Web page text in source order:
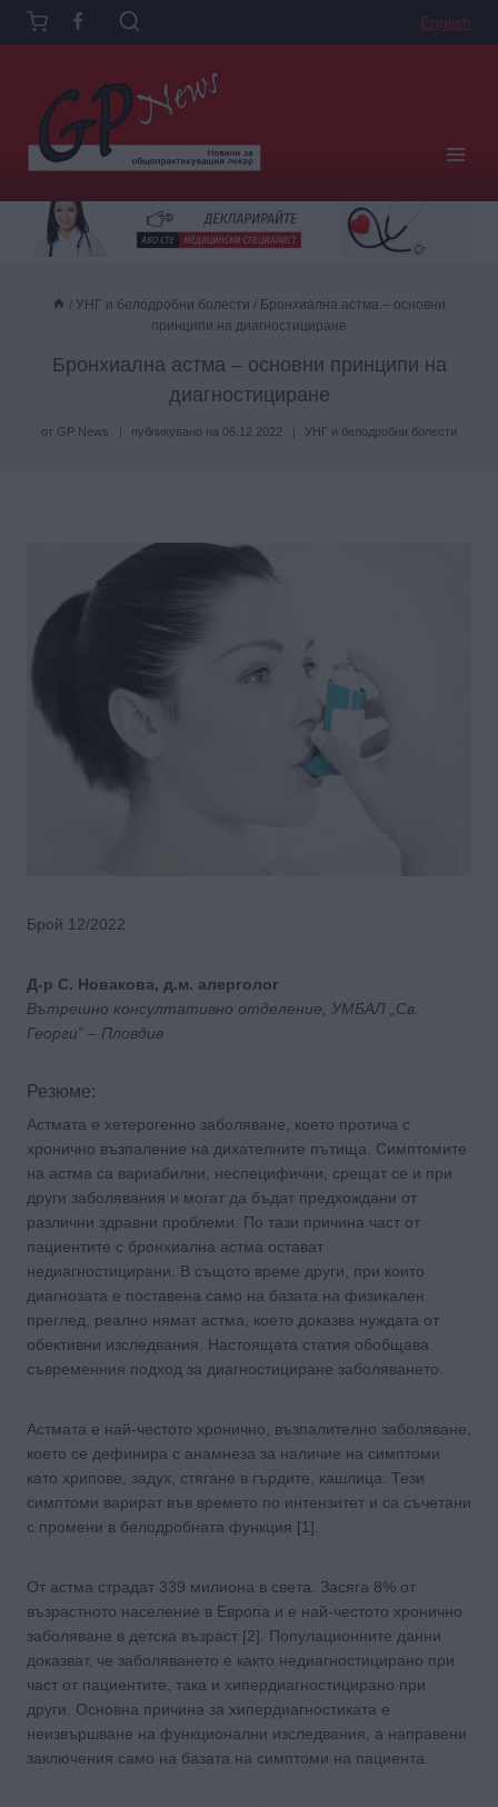
Към
съдържанието
English
/ УНГ и белодробни болести / Бронхиална астма – основни
принципи на диагностициране
Бронхиална астма – основни принципи на
диагностициране
от GP News публикувано на 06.12.2022 УНГ и белодробни болести
Брой 12/2022
Д-р С. Новакова, д.м. алерголог
Вътрешно консултативно отделение, УМБАЛ „Св.
Георги” – Пловдив
Резюме:
Астмата е хетерогенно заболяване, което протича с
хронично възпаление на дихателните пътища. Симптомите
на астма са вариабилни, неспецифични, срещат се и при
други заболявания и могат да бъдат предхождани от
различни здравни проблеми. По тази причина част от
пациентите с бронхиална астма остават
недиагностицирани. В същото време други, при които
диагнозата е поставена само на базата на физикален
преглед, реално нямат астма, което доказва нуждата от
обективни изследвания. Настоящата статия обобщава
съвременния подход за диагностициране заболяването.
Астмата е най-честото хронично, възпалително заболяване,
което се дефинира с анамнеза за наличие на симптоми
като хрипове, задух, стягане в гърдите, кашлица. Тези
симптоми варират във времето по интензитет и са съчетани
с промени в белодробната функция [1].
От астма страдат 339 милиона в света. Засяга 8% от
възрастното население в Европа и е най-честото хронично
заболяване в детска възраст [2]. Популационните данни
доказват, че заболяването е както недиагностицирано при
част от пациентите, така и хипердиагностицирано при
други. Основна причина за хипердиагностиката е
неизвършване на функционални изследвания, а направени
заключения само на базата на симптоми на пациента.